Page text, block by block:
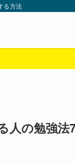
る方法
人の勉強